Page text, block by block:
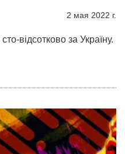
2 мая 2022 г.
відсотково за Україну.